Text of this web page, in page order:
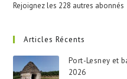
Rejoignez les 228 autres abonnés
Articles Récents
Port-Lesney et
2026